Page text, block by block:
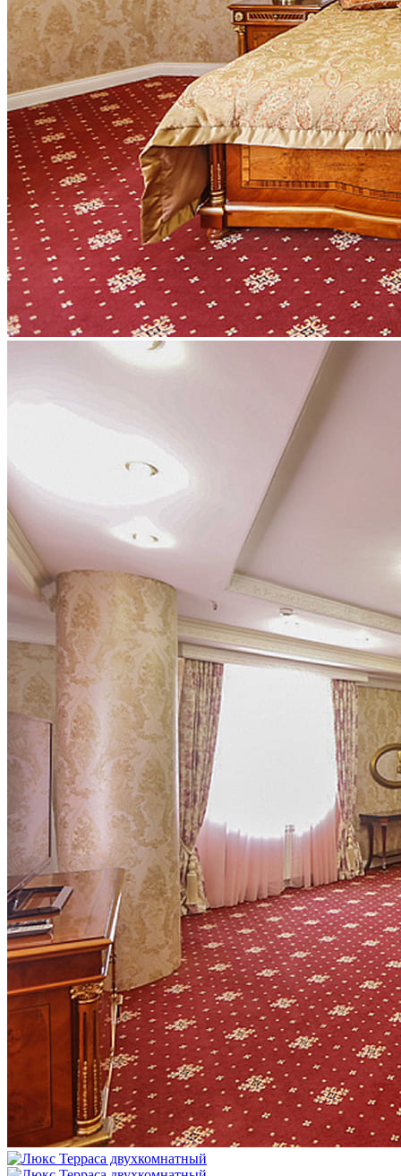
Спорт
Все для детей
Услуги
Питание
Афиша
Мероприятия
Контакты
bron@goldal.ru